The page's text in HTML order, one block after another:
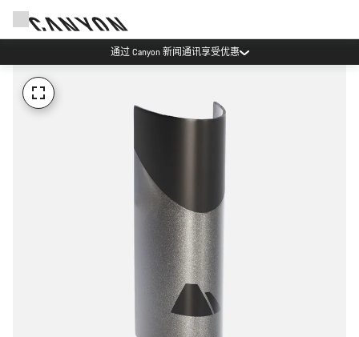
通过 Canyon 新闻通讯享受优惠